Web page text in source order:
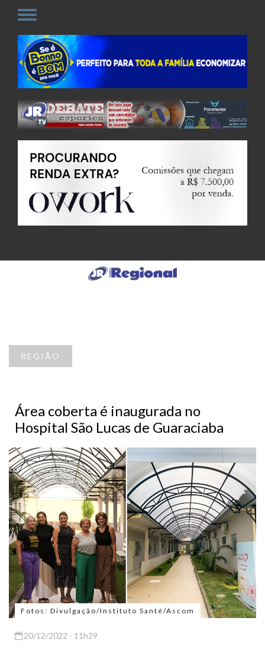
REGIÃO
Área coberta é inaugurada no
Hospital São Lucas de Guaraciaba
Fotos: Divulgação/Instituto Santé/Ascom
20/12/2022 - 11h29